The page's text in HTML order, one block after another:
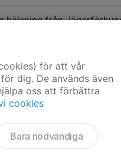
hälsning från
5 maj, 19:34 0
för att vår
dig. De används även
oss att förbättra
cookies
Bara nödvändiga